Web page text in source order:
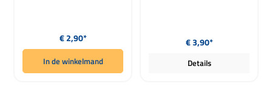
Normale prijs:
€ 2,90*
In de winkelmand
Normale prijs:
€ 3,90*
Details